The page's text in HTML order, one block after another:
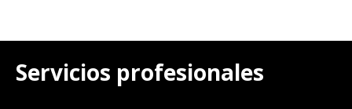
Servicios profesionales